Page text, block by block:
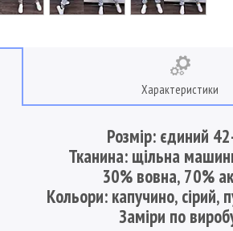
Характеристики
Розмір: єдиний
Тканина: щільна
30% вовна, 70%
Кольори: капучино, сірий,
Заміри по